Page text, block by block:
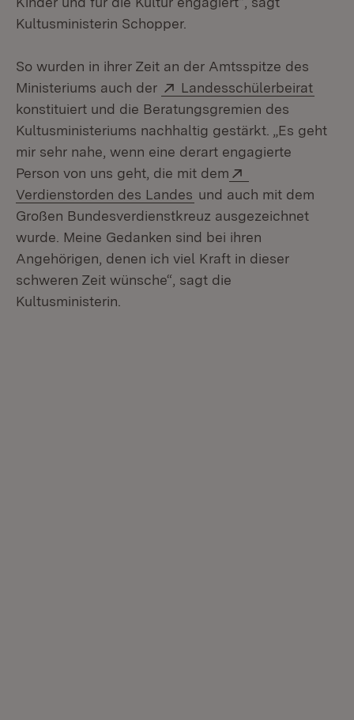
Kultusministerin Schopper.
So wurden in ihrer Zeit an der Amtsspitze des
Ministeriums auch der
Extern:
Landesschülerbeirat
konstituiert und die Beratungsgremien des
Kultusministeriums nachhaltig gestärkt. „Es geht
mir sehr nahe, wenn eine derart engagierte
Person von uns geht, die mit dem
Verdienstorden des Landes (Öffnet in neuem
und auch mit dem
Großen Bundesverdienstkreuz ausgezeichnet
wurde. Meine Gedanken sind bei ihren
Angehörigen, denen ich viel Kraft in dieser
schweren Zeit wünsche“, sagt die
Kultusministerin.